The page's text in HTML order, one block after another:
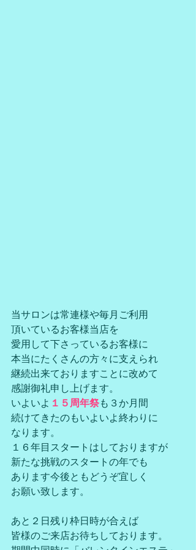
当サロンは常連様や毎月ご利用
頂いているお客様当店を
愛用して下さっているお客様に
本当にたくさんの方々に支えられ
継続出来ておりますことに改めて
感謝御礼申し上げます。
いよいよ １５周年祭も３か月間
続けてきたのもいよいよ終わりに
なります。
１６年目スタートはしておりますが
新たな挑戦のスタートの年でも
あります今後ともどうぞ宜しく
お願い致します。
あと２日残り枠日時が合えば
皆様のご来店お待ちしております。